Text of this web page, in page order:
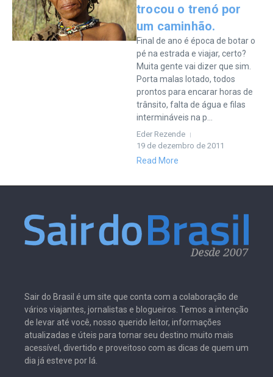
trocou o trenó por
um caminhão.
Final de ano é época de botar o
pé na estrada e viajar, certo?
Muita gente vai dizer que sim.
Porta malas lotado, todos
prontos para encarar horas de
trânsito, falta de água e filas
intermináveis na p...
Eder Rezende
19 de dezembro de 2011
Read More
Sair do Brasil é um site que conta com a colaboração de
vários viajantes, jornalistas e blogueiros. Temos a intenção
de levar até você, nosso querido leitor, informações
atualizadas e úteis para tornar seu destino muito mais
acessível, divertido e proveitoso com as dicas de quem um
dia já esteve por lá.